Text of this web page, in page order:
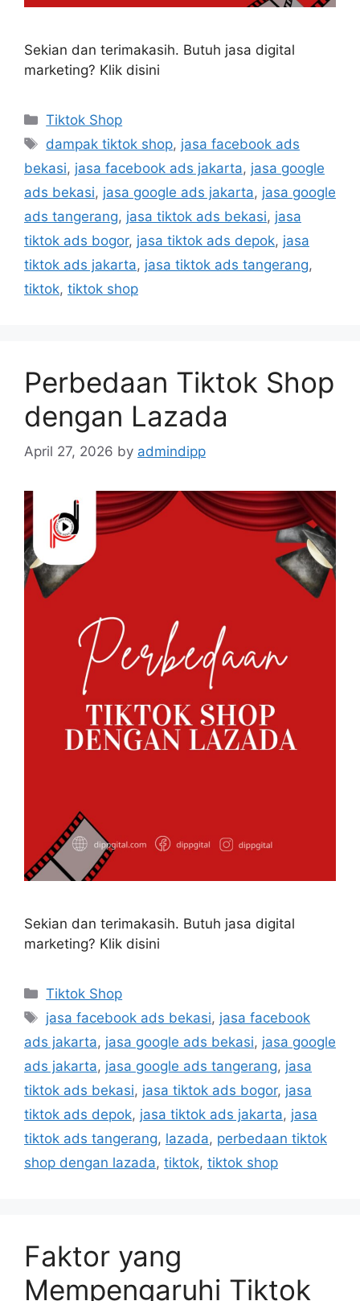
Sekian dan terimakasih. Butuh jasa digital
marketing? Klik disini
Tiktok Shop
dampak tiktok shop, jasa facebook ads
bekasi, jasa facebook ads jakarta, jasa google
ads bekasi, jasa google ads jakarta, jasa google
ads tangerang, jasa tiktok ads bekasi, jasa
tiktok ads bogor, jasa tiktok ads depok, jasa
tiktok ads jakarta, jasa tiktok ads tangerang,
tiktok, tiktok shop
Perbedaan Tiktok Shop
dengan Lazada
April 27, 2026 by admindipp
Sekian dan terimakasih. Butuh jasa digital
marketing? Klik disini
Tiktok Shop
jasa facebook ads bekasi, jasa facebook
ads jakarta, jasa google ads bekasi, jasa google
ads jakarta, jasa google ads tangerang, jasa
tiktok ads bekasi, jasa tiktok ads bogor, jasa
tiktok ads depok, jasa tiktok ads jakarta, jasa
tiktok ads tangerang, lazada, perbedaan tiktok
shop dengan lazada, tiktok, tiktok shop
Faktor yang
Mempengaruhi Tiktok